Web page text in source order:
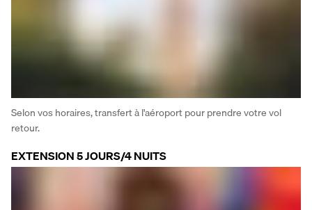
Selon vos horaires, transfert à l'aéroport pour prendre votre vol
retour.
EXTENSION 5 JOURS/4 NUITS